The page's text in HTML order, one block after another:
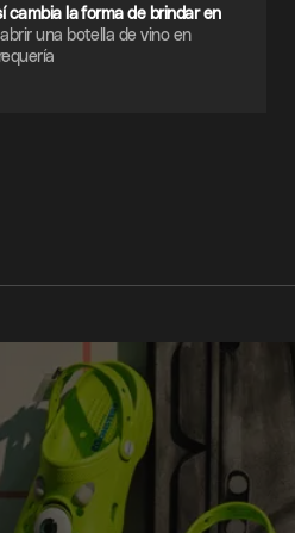
cambia la forma de brindar en
una botella de vino en